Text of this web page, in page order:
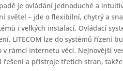
je ovládání jednoduché a
světel – jde o flexibilní, chytrý a
i velkých instalací. Ovládací
LITECOM lze do systémů řízení
rámci internetu věcí. Nejnovější
řešení a přístroje třetích stran, takže